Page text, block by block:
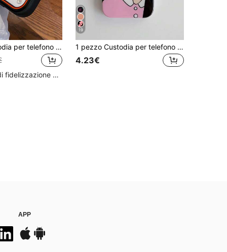
1 pezzo Custodia per telefono in silicone minimalista magnetica, antiurto, opaca, delicata sulla pelle, compatibile con ricarica senza fili per iPhone 17 Air 16 15 14 13 12 Pro Max Plus, cover posteriore, regalo di compleanno o anniversario
Alto livello di fidelizzazione dei clienti
19
1 pezzo Custodia per telefono con motivo carino a grandi occhi, stile Lolita alla moda, cover protettiva adatta per iPhone17/iPhone17 Pro Max/iPhone16 Pro Max/iPhone15 Pro/iPhone14/iPhone13/12/11, ottimo regalo per famiglia, amici, sorelle, fidanzate
4.23€
APP